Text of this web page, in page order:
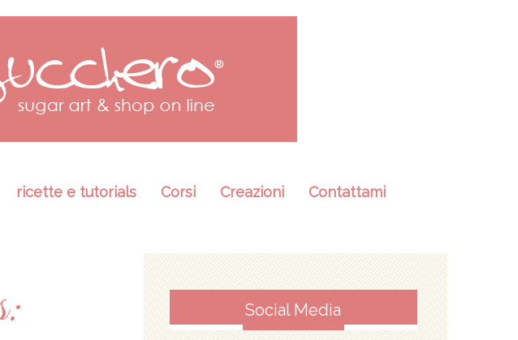
ricette e tutorials Corsi Creazioni Contattami
Social Media